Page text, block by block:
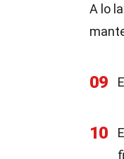
A lo
09
10